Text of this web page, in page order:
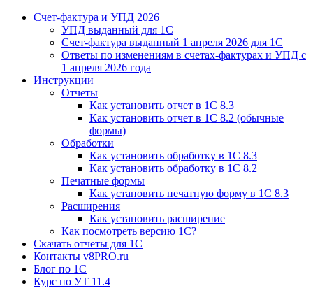
Счет-фактура и УПД 2026
УПД выданный для 1C
Счет-фактура выданный 1 апреля 2026 для 1C
Ответы по изменениям в счетах-фактурах и УПД с
1 апреля 2026 года
Инструкции
Отчеты
Как установить отчет в 1С 8.3
Как установить отчет в 1С 8.2 (обычные
формы)
Обработки
Как установить обработку в 1С 8.3
Как установить обработку в 1С 8.2
Печатные формы
Как установить печатную форму в 1С 8.3
Расширения
Как установить расширение
Как посмотреть версию 1С?
Скачать отчеты для 1С
Контакты v8PRO.ru
Блог по 1С
Курс по УТ 11.4